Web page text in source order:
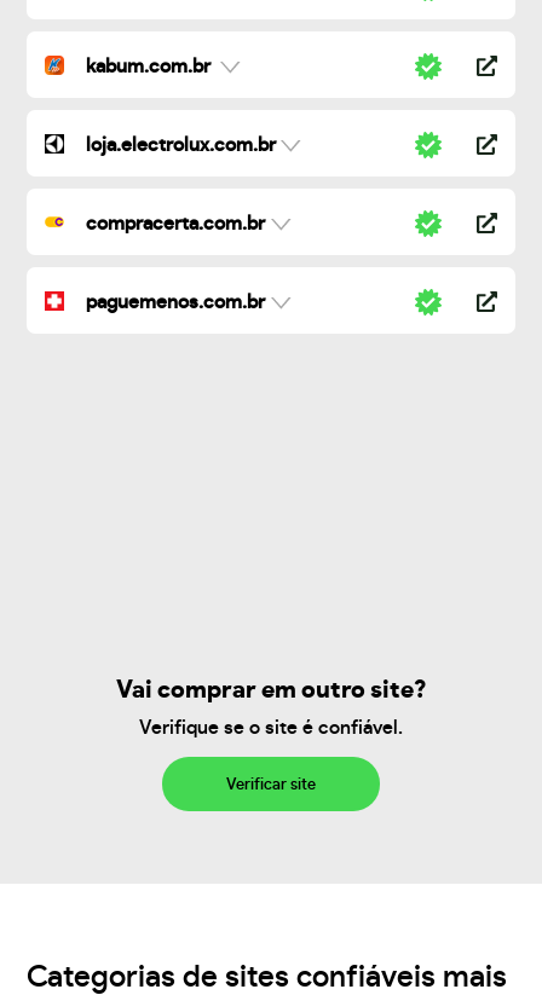
kabum.com.br
loja.electrolux.com.br
compracerta.com.br
paguemenos.com.br
Vai comprar em outro site?
Verifique se o site é confiável.
Verificar site
Categorias de sites confiáveis mais